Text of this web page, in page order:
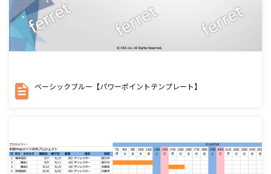
ベーシックブルー【パワーポイントテンプレート】